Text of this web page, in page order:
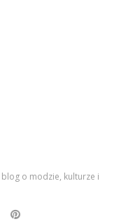
o modzie, kulturze i